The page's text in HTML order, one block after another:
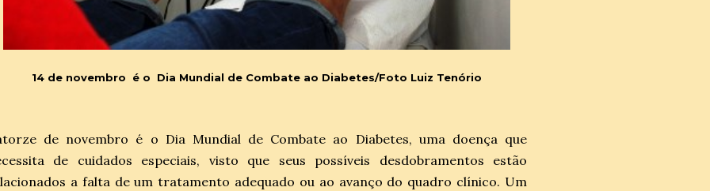
14 de novembro é o Dia Mundial de Combate ao Diabetes​/Foto Luiz Tenório
de novembro é o Dia Mundial de Combate ao Diabetes, uma doença que
de cuidados especiais, visto que seus possíveis desdobramentos estão
a falta de um tratamento adequado ou ao avanço do quadro clínico. Um